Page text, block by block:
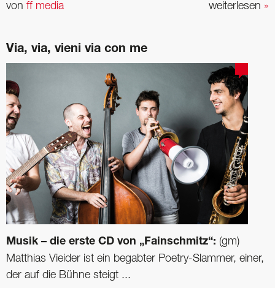
weiterlesen »
von ff media
Via, via, vieni via con me
Musik – die erste CD von „Fainschmitz“: (gm)
Matthias Vieider ist ein begabter Poetry-Slammer, einer,
der auf die Bühne steigt ...